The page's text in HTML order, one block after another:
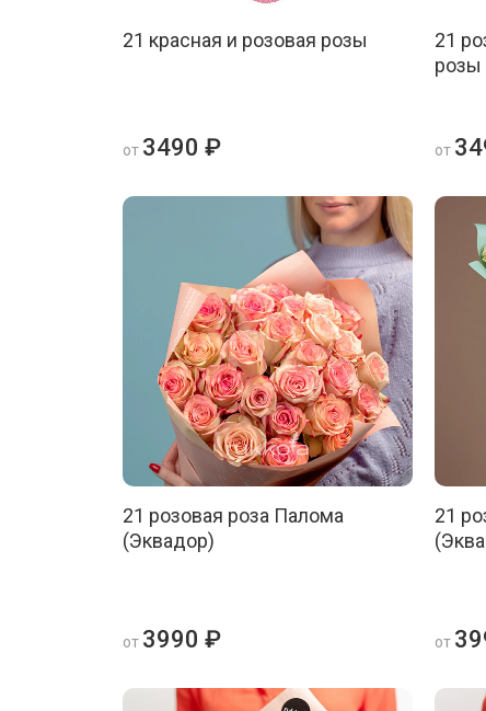
21 красная и розовая розы
от 3490 ₽
21
розы
от
21 розовая роза Палома
(Эквадор)
от 3990 ₽
21
от